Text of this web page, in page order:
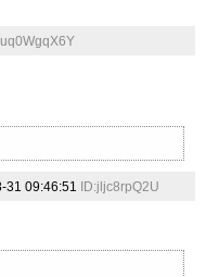
31 09:46:51 ID:jljc8rpQ2U